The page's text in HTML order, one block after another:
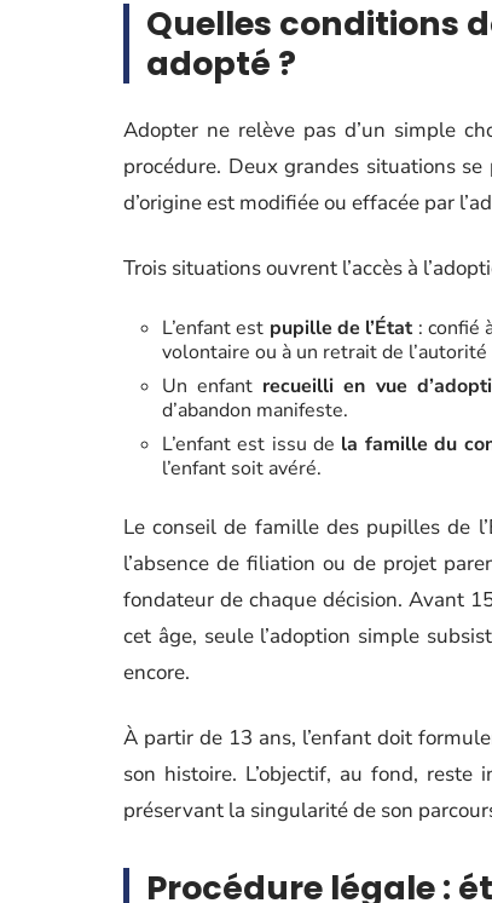
Quelles conditions
adopté ?
Adopter ne relève pas d’un simple
procédure. Deux grandes situations
d’origine est modifiée ou effacée par
Trois situations ouvrent l’accès à
L’enfant est pupille de l’État : confié
volontaire ou à un retrait de
Un enfant recueilli en vue
d’abandon manifeste.
L’enfant est issu de la famille du
l’enfant soit avéré.
Le conseil de famille des pupilles de
l’absence de filiation ou de projet
fondateur de chaque décision. Avant
cet âge, seule l’adoption simple
encore.
À partir de 13 ans, l’enfant doit
son histoire. L’objectif, au fond,
préservant la singularité de son
Procédure légale :